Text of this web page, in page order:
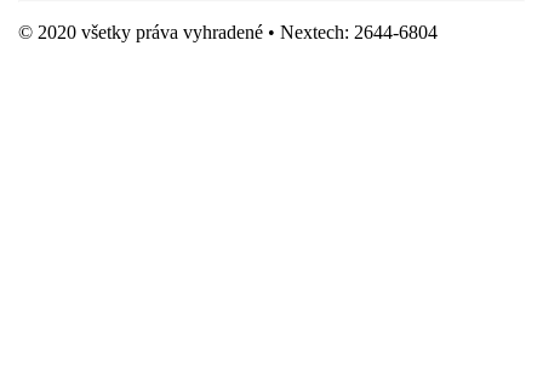
© 2020 všetky práva vyhradené • Nextech: 2644-6804